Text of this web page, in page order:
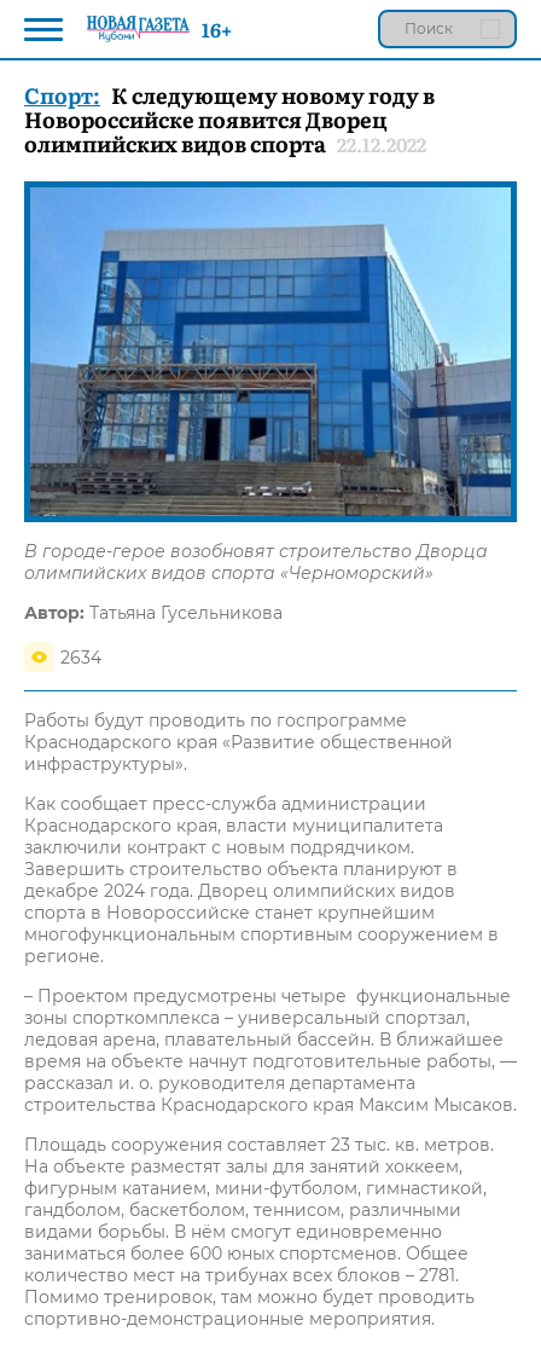
Спорт: К следующему новому году в
Новороссийске появится Дворец
олимпийских видов спорта 22.12.2022
В городе-герое возобновят строительство Дворца
олимпийских видов спорта «Черноморский»
Автор: Татьяна Гусельникова
2634
Работы будут проводить по госпрограмме
Краснодарского края «Развитие общественной
инфраструктуры».
Как сообщает пресс-служба администрации
Краснодарского края, власти муниципалитета
заключили контракт с новым подрядчиком.
Завершить строительство объекта планируют в
декабре 2024 года. Дворец олимпийских видов
спорта в Новороссийске станет крупнейшим
многофункциональным спортивным сооружением в
регионе.
– Проектом предусмотрены четыре функциональные
зоны спорткомплекса – универсальный спортзал,
ледовая арена, плавательный бассейн. В ближайшее
время на объекте начнут подготовительные работы, —
рассказал и. о. руководителя департамента
строительства Краснодарского края Максим Мысаков.
Площадь сооружения составляет 23 тыс. кв. метров.
На объекте разместят залы для занятий хоккеем,
фигурным катанием, мини-футболом, гимнастикой,
гандболом, баскетболом, теннисом, различными
видами борьбы. В нём смогут единовременно
заниматься более 600 юных спортсменов. Общее
количество мест на трибунах всех блоков – 2781.
Помимо тренировок, там можно будет проводить
спортивно-демонстрационные мероприятия.
16+